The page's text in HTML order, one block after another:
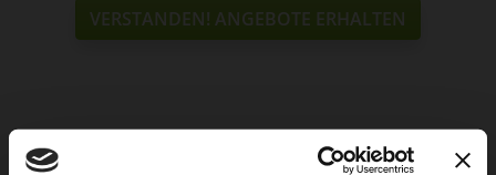
VERSTANDEN! ANGEBOTE ERHALTEN
Weitere Services